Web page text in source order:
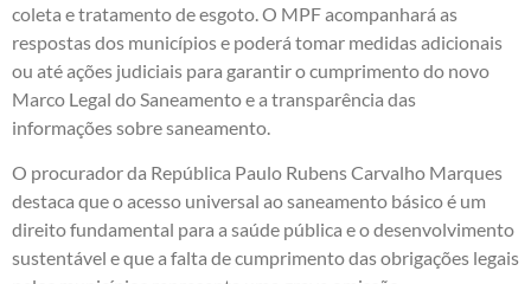
coleta e tratamento de esgoto. O MPF acompanhará as
respostas dos municípios e poderá tomar medidas adicionais
ou até ações judiciais para garantir o cumprimento do novo
Marco Legal do Saneamento e a transparência das
informações sobre saneamento.
O procurador da República Paulo Rubens Carvalho Marques
destaca que o acesso universal ao saneamento básico é um
direito fundamental para a saúde pública e o desenvolvimento
sustentável e que a falta de cumprimento das obrigações legais